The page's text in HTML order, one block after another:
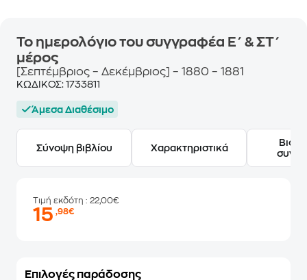
Το ημερολόγιο του συγγραφέα Ε΄ & ΣΤ΄
μέρος
[Σεπτέμβριος – Δεκέμβριος] – 1880 – 1881
ΚΩΔΙΚΟΣ: 1733811
Άμεσα Διαθέσιμο
Σύνοψη βιβλίου Χαρακτηριστικά
Τιμή εκδότη : 22,00€
15,98€
Επιλογές παράδοσης